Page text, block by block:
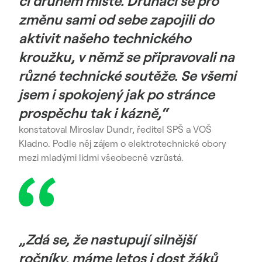
změnu sami od sebe zapojili do
aktivit našeho technického
kroužku, v němž se připravovali na
různé technické soutěže. Se všemi
jsem i spokojený jak po stránce
prospěchu tak i kázně,“
konstatoval Miroslav Dundr, ředitel SPŠ a VOŠ
Kladno. Podle něj zájem o elektrotechnické obory
mezi mladými lidmi všeobecně vzrůstá.
„Zdá se, že nastupují silnější
ročníky, máme letos i dost žáků